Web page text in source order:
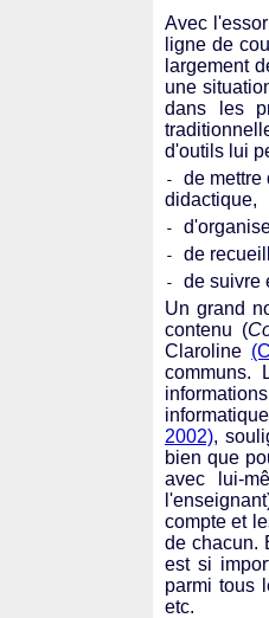
Avec
ligne de
largement
une
dans les
d'outils lui
-de mettre
didactique,
-
- de
- de suivre
Un grand
contenu (
Claroline
communs.
2002),
bien que
avec lui-
compte et
de chacun.
est si
parmi tous
etc.